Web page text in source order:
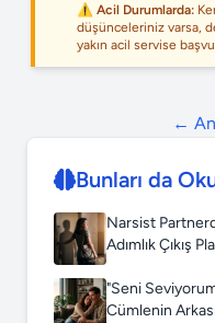
⚠️ Acil Durumlarda:
düşünceleriniz varsa,
yakın acil servise
←
Bunları da
Narsist
Adımlık Çıkış
"Seni
Cümlenin